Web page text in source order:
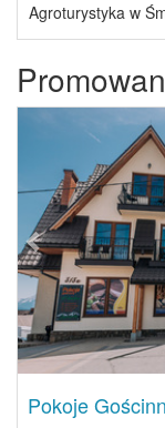
Agroturystyka w
Previous
Pokoje